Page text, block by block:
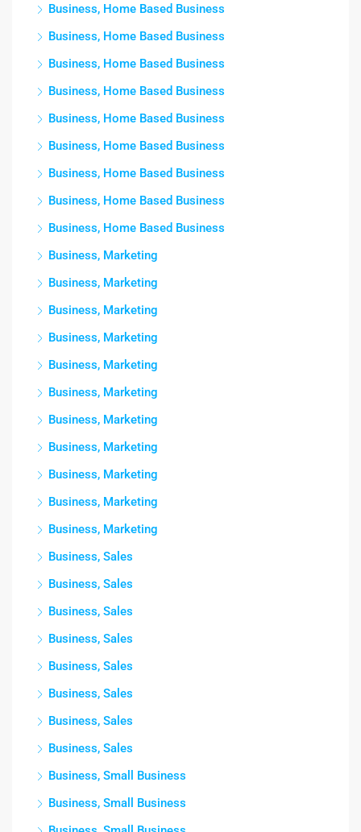
Business, Home Based Business
Business, Home Based Business
Business, Home Based Business
Business, Home Based Business
Business, Home Based Business
Business, Home Based Business
Business, Home Based Business
Business, Home Based Business
Business, Home Based Business
Business, Marketing
Business, Marketing
Business, Marketing
Business, Marketing
Business, Marketing
Business, Marketing
Business, Marketing
Business, Marketing
Business, Marketing
Business, Marketing
Business, Marketing
Business, Sales
Business, Sales
Business, Sales
Business, Sales
Business, Sales
Business, Sales
Business, Sales
Business, Sales
Business, Small Business
Business, Small Business